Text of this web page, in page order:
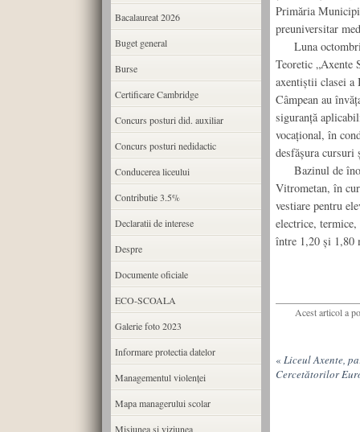
Primăria
preuniversitar
Luna
Teoretic „Axente
axentiștii clasei
Câmpean au
siguranță
vocațional, în
desfășura cursuri
Bazinul de înot
Vitrometan, în
vestiare pentru
electrice,
între 1,20 și 1,80
Acest articol a
« Liceul Axente,
Cercetătorilor
Bacalaureat 2026
Buget general
Burse
Certificare Cambridge
Concurs posturi did. auxiliar
Concurs posturi nedidactic
Conducerea liceului
Contributie 3.5%
Declaratii de interese
Despre
Documente oficiale
ECO-SCOALA
Galerie foto 2023
Informare protectia datelor
Managementul violenței
Mapa managerului scolar
Misiunea şi viziunea